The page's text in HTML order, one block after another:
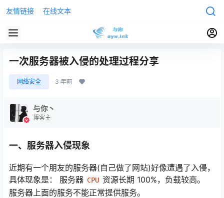
友情链接 在线文本
一次服务器被入侵的处理过程分享
网络安全 3 年前
与你丶
博客主
一、服务器入侵现象
近期有一个朋友的服务器(自己做了网站)好像遭遇了入侵，
具体现象是： 服务器 CPU 资源长期 100%，负载较高。
服务器上面的服务不能正常提供服务。